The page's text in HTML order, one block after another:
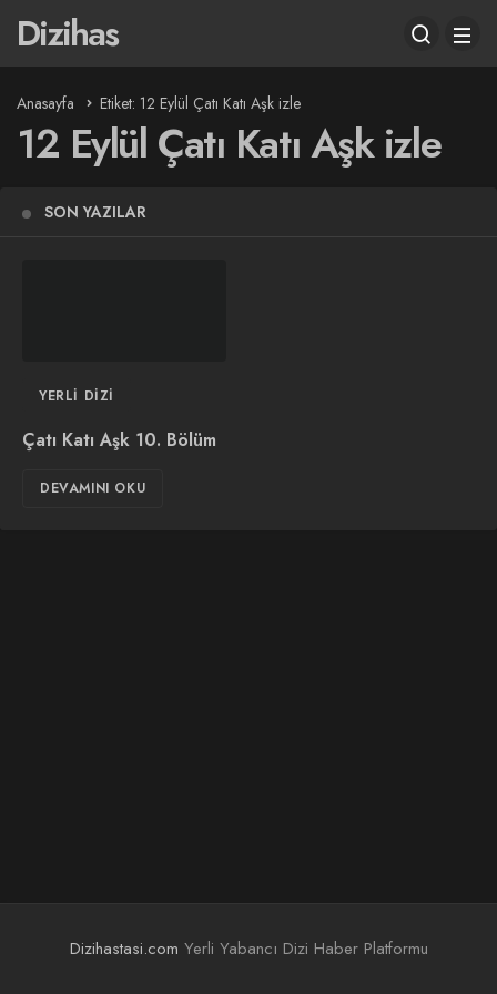
Dizihas
Anasayfa Etiket: 12 Eylül Çatı Katı Aşk izle
12 Eylül Çatı Katı Aşk izle
SON YAZILAR
YERLI DIZI
Çatı Katı Aşk 10. Bölüm
DEVAMINI OKU
Dizihastasi.com Yerli Yabancı Dizi Haber Platformu